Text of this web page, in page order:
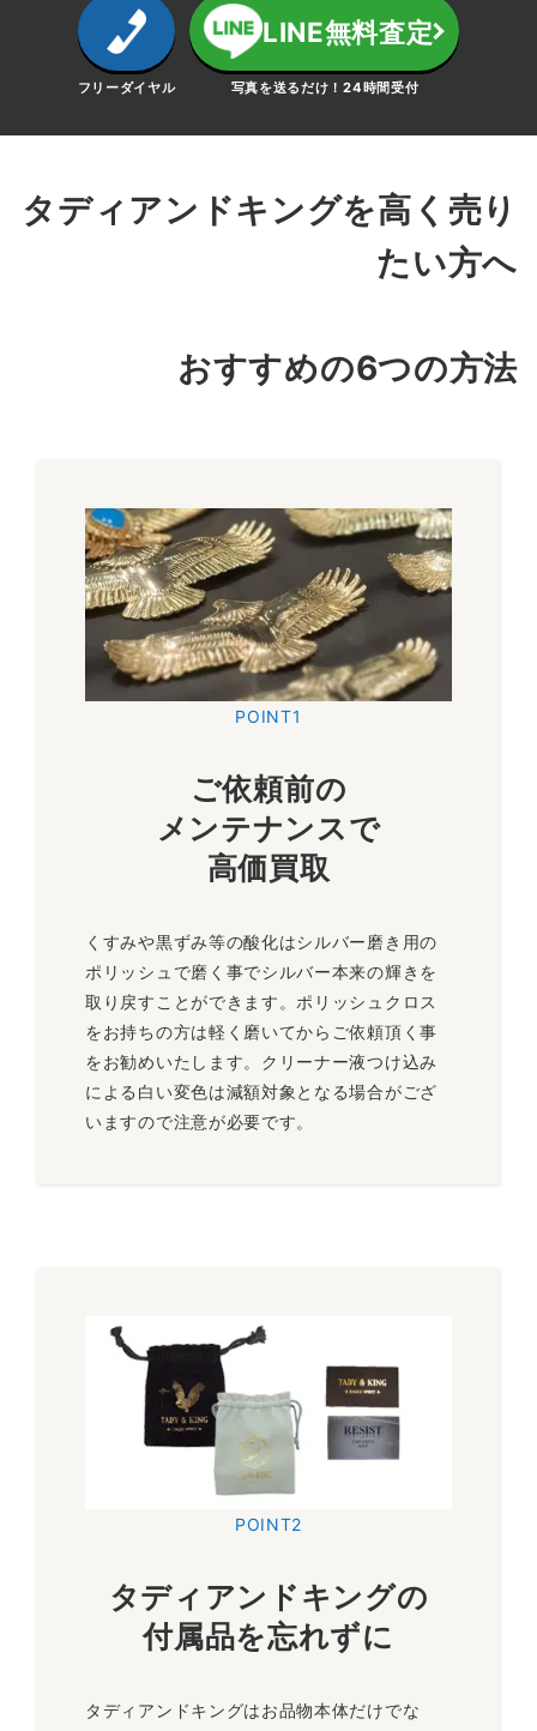
タディアンドキング
ラージクロス
GPメタル Lサイズ
のひとつです。GPメタルがロングホーン、イーグルのモデル
～26,000円買取
タタキペンダントトップは様々なモデルがリリースされていま
～22,000円買取
フリーダイヤル
LINE無料査定
写真を送るだけ！24時間受付
タディアンドキングを高く売り
たい方へ
おすすめの6つの方法
POINT1
ご依頼前の
メンテナンスで
高価買取
くすみや黒ずみ等の酸化はシルバー磨き用の
ポリッシュで磨く事でシルバー本来の輝きを
取り戻すことができます。ポリッシュクロス
をお持ちの方は軽く磨いてからご依頼頂く事
をお勧めいたします。クリーナー液つけ込み
による白い変色は減額対象となる場合がござ
いますので注意が必要です。
POINT2
タディアンドキングの
付属品を忘れずに
タディアンドキングはお品物本体だけでな